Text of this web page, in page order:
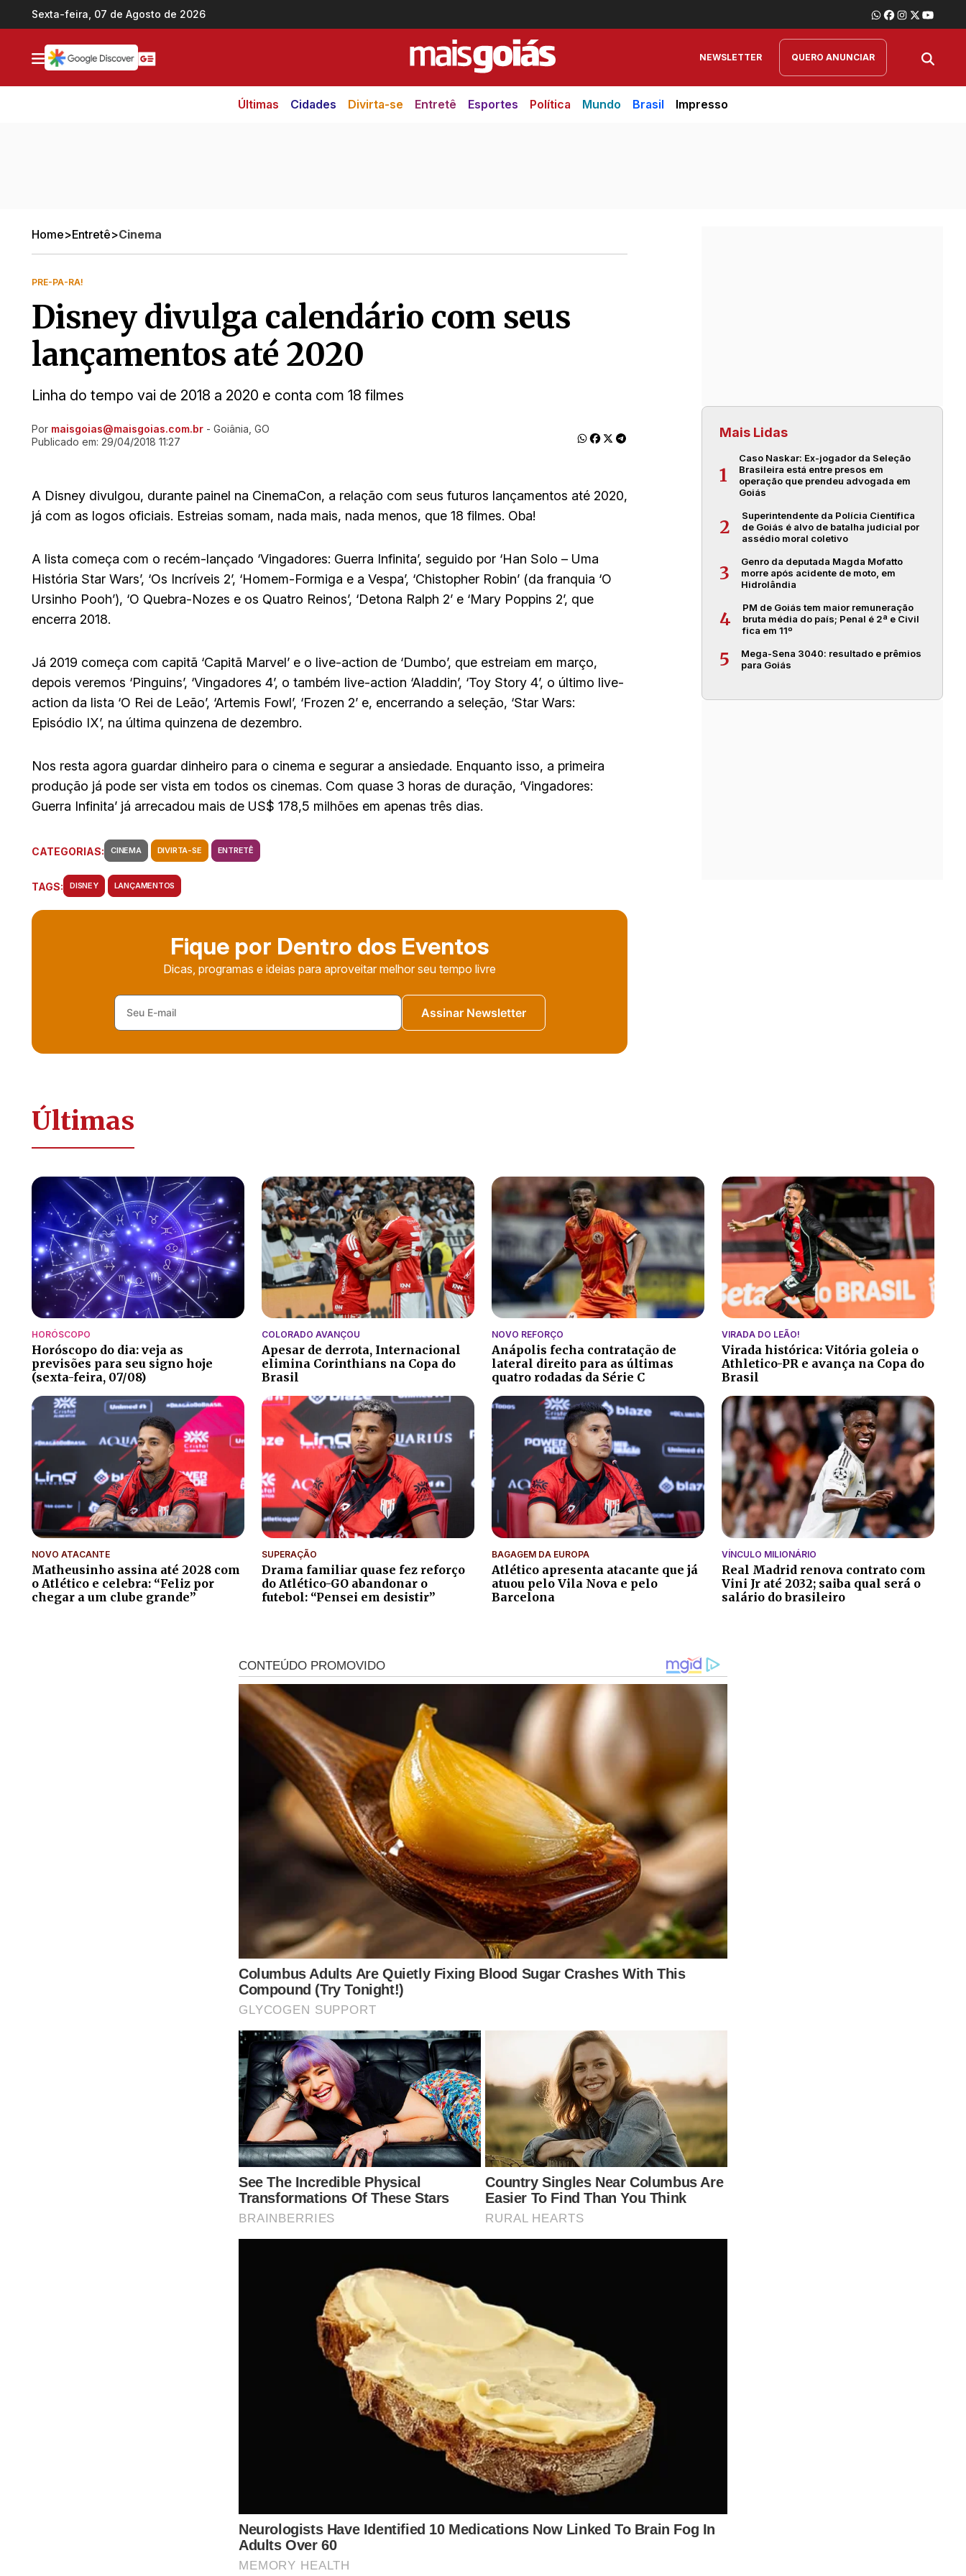
Ir direto pro conteúdo
Sexta-feira, 07 de Agosto de 2026
NEWSLETTER QUERO ANUNCIAR
Últimas Cidades Divirta-se Entretê Esportes Política Mundo Brasil Impresso
Home>Entretê>Cinema
PRE-PA-RA!
Disney divulga calendário com seus
lançamentos até 2020
Linha do tempo vai de 2018 a 2020 e conta com 18 filmes
Ir direto pra matéria
Por maisgoias@maisgoias.com.br - Goiânia, GO
Publicado em: 29/04/2018 11:27
A Disney divulgou, durante painel na CinemaCon, a relação com seus futuros lançamentos até 2020,
já com as logos oficiais. Estreias somam, nada mais, nada menos, que 18 filmes. Oba!
A lista começa com o recém-lançado ‘Vingadores: Guerra Infinita’, seguido por ‘Han Solo – Uma
História Star Wars’, ‘Os Incríveis 2’, ‘Homem-Formiga e a Vespa’, ‘Chistopher Robin’ (da franquia ‘O
Ursinho Pooh’), ‘O Quebra-Nozes e os Quatro Reinos’, ‘Detona Ralph 2’ e ‘Mary Poppins 2’, que
encerra 2018.
Já 2019 começa com capitã ‘Capitã Marvel’ e o live-action de ‘Dumbo’, que estreiam em março,
depois veremos ‘Pinguins’, ‘Vingadores 4’, o também live-action ‘Aladdin’, ‘Toy Story 4’, o último live-
action da lista ‘O Rei de Leão’, ‘Artemis Fowl’, ‘Frozen 2’ e, encerrando a seleção, ‘Star Wars:
Episódio IX’, na última quinzena de dezembro.
Nos resta agora guardar dinheiro para o cinema e segurar a ansiedade. Enquanto isso, a primeira
produção já pode ser vista em todos os cinemas. Com quase 3 horas de duração, ‘Vingadores:
Guerra Infinita’ já arrecadou mais de US$ 178,5 milhões em apenas três dias.
CATEGORIAS: CINEMA DIVIRTA-SE ENTRETÊ
TAGS: DISNEY LANÇAMENTOS
Fique por Dentro dos Eventos
Dicas, programas e ideias para aproveitar melhor seu tempo livre
Assinar Newsletter
Mais Lidas
1
Caso Naskar: Ex-jogador da Seleção
Brasileira está entre presos em
operação que prendeu advogada em
Goiás
2
Superintendente da Polícia Científica
de Goiás é alvo de batalha judicial por
assédio moral coletivo
3
Genro da deputada Magda Mofatto
morre após acidente de moto, em
Hidrolândia
4
PM de Goiás tem maior remuneração
bruta média do país; Penal é 2ª e Civil
fica em 11º
5
Mega-Sena 3040: resultado e prêmios
para Goiás
Últimas
HORÓSCOPO
Horóscopo do dia: veja as
previsões para seu signo hoje
(sexta-feira, 07/08)
COLORADO AVANÇOU
Apesar de derrota, Internacional
elimina Corinthians na Copa do
Brasil
NOVO REFORÇO
Anápolis fecha contratação de
lateral direito para as últimas
quatro rodadas da Série C
VIRADA DO LEÃO!
Virada histórica: Vitória goleia o
Athletico-PR e avança na Copa do
Brasil
NOVO ATACANTE
Matheusinho assina até 2028 com
o Atlético e celebra: “Feliz por
chegar a um clube grande”
SUPERAÇÃO
Drama familiar quase fez reforço
do Atlético-GO abandonar o
futebol: “Pensei em desistir”
BAGAGEM DA EUROPA
Atlético apresenta atacante que já
atuou pelo Vila Nova e pelo
Barcelona
VÍNCULO MILIONÁRIO
Real Madrid renova contrato com
Vini Jr até 2032; saiba qual será o
salário do brasileiro